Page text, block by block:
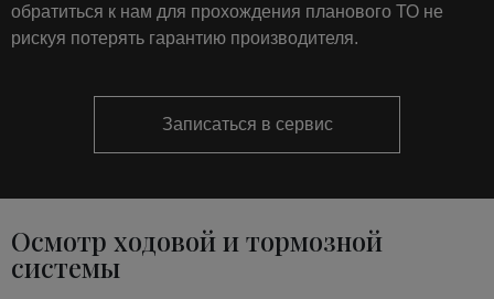
обратиться к нам для прохождения планового ТО не
рискуя потерять гарантию производителя.
Записаться в сервис
Осмотр ходовой и тормозной
системы